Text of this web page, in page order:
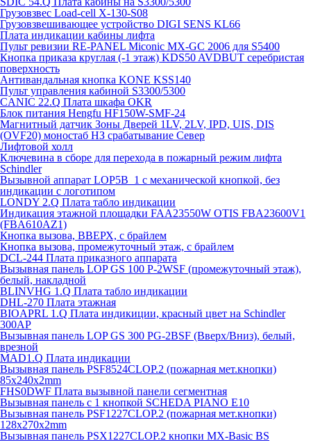
Грузовзвес Load-cell X-130-S08
Грузовзвешивающее устройство DIGI SENS KL66
Плата индикации кабины лифта
Пульт ревизии RE-PANEL Miconic MX-GC 2006 для S5400
Кнопка приказа круглая (-1 этаж) KDS50 AVDBUT серебристая
поверхность
Антивандальная кнопка KONE KSS140
Пульт управления кабиной S3300/5300
CANIC 22.Q Плата шкафа OKR
Блок питания Hengfu HF150W-SMF-24
Магнитный датчик Зоны Дверей 1LV, 2LV, IPD, UIS, DIS
(OVF20) моностаб НЗ срабатывание Cевер
Лифтовой холл
Ключевина в сборе для перехода в пожарный режим лифта
Schindler
Вызывной аппарат LOP5B_1 с механической кнопкой, без
индикации с логотипом
LONDY 2.Q Плата табло индикации
Индикация этажной площадки FAA23550W OTIS FBA23600V1
(FBA610AZ1)
Кнопка вызова, ВВЕРХ, с брайлем
Кнопка вызова, промежуточный этаж, с брайлем
DCL-244 Плата приказного аппарата
Вызывная панель LOP GS 100 P-2WSF (промежуточный этаж),
белый, накладной
BLINVHG 1.Q Плата табло индикации
DHL-270 Плата этажная
BIOAPRL 1.Q Плата индикиции, красный цвет на Schindler
300AP
Вызывная панель LOP GS 300 PG-2BSF (Вверх/Вниз), белый,
врезной
MAD1.Q Плата индикации
Вызывная панель PSF8524CLOP.2 (пожарная мет.кнопки)
85х240х2mm
FHS0DWF Плата вызывной панели сегментная
Вызывная панель с 1 кнопкой SCHEDA PIANO E10
Вызывная панель PSF1227CLOP.2 (пожарная мет.кнопки)
128х270х2mm
Вызывная панель PSX1227CLOP.2 кнопки MX-Basic BS